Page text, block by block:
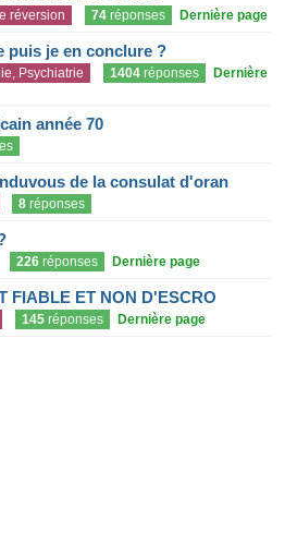
réversion 74 réponses Dernière page
puis je en conclure ?
Psychiatrie 1404 réponses
Dernière
année 70
de la consulat d'oran
8 réponses
226 réponses Dernière page
FIABLE ET NON D'ESCRO
145 réponses Dernière page